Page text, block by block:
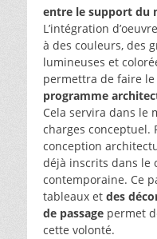
entre le support du
L’intégration
à des couleurs, des
lumineuses et
permettra de faire
programme
Cela servira dans le
charges conceptuel.
conception
déjà inscrits dans le
contemporaine. Ce
tableaux et des
de passage permet
cette volonté.